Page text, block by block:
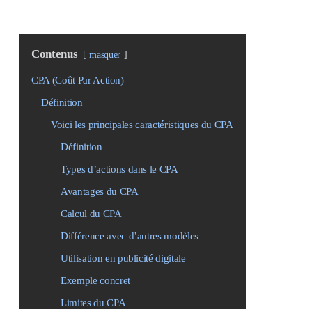
Contenus masquer
CPA (Coût Par Action)
Définition
Voici les principales caractéristiques du CPA
Définition
Types d’actions dans le CPA
Avantages du CPA
Calcul du CPA
Différence avec d’autres modèles
Utilisation en publicité digitale
Exemple concret
Limites du CPA